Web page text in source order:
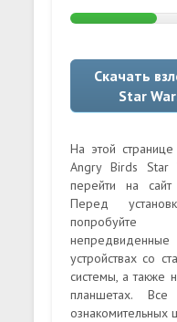
Скачать
Star
На этой
Angry Birds
перейти на сайт
Перед
попробуйте
устройствах со
системы, а также
планшетах.
ознакомительных